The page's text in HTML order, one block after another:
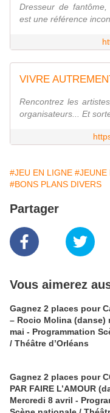
Dresseur de
est une référence
VIVRE
Rencontrez les
organisateurs... Et
#JEU EN LIGNE #JEUNE
#BONS PLANS DIVERS
Partager
Vous aimerez
Gagnez 2 places pour
– Rocio Molina (danse)
mai - Programmation
/ Théâtre d’Orléans
Gagnez 2 places pour
PAR FAIRE L’AMOUR (danse) –
Mercredi 8 avril -